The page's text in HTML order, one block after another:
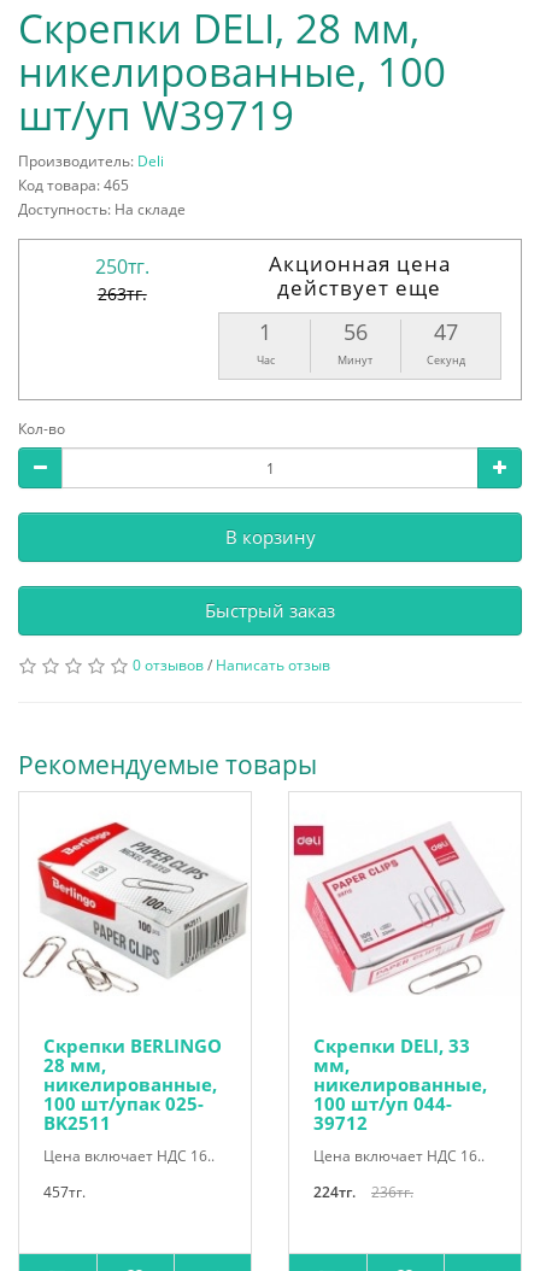
Скрепки DELI, 28 мм,
никелированные, 100
шт/уп W39719
Производитель: Deli
Код товара: 465
Доступность: На складе
250тг.
263тг.
Акционная цена
действует еще
1
Час
56
Минут
46
Секунд
Кол-во
В корзину
Быстрый заказ
0 отзывов/ Написать отзыв
Рекомендуемые товары
Скрепки BERLINGO
28 мм,
никелированные,
100 шт/упак 025-
BK2511
Цена включает НДС 16..
457тг.
Скрепки DELI, 33
мм,
никелированные,
100 шт/уп 044-
39712
Цена включает НДС 16..
224тг.
236тг.